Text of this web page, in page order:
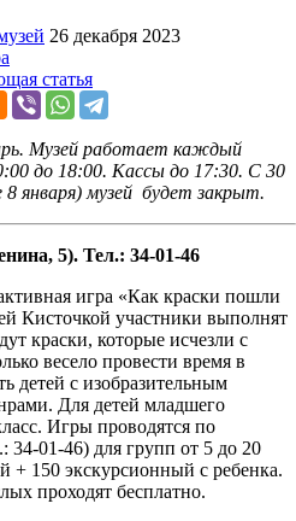
26 декабря 2023
статья
Музей работает каждый
до 18:00. Кассы до 17:30. С 30
января) музей будет закрыт.
5). Тел.: 34-01-46
игра «Как краски пошли
Кисточкой участники выполнят
краски, которые исчезли с
весело провести время в
детей с изобразительным
Для детей младшего
Игры проводятся по
34-01-46) для групп от 5 до 20
+ 150 экскурсионный с ребенка.
проходят бесплатно.